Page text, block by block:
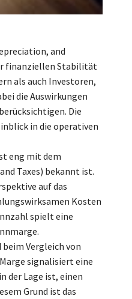
and
finanziellen Stabilität
als auch Investoren,
die Auswirkungen
Die
in die operativen
eng mit dem
Taxes) bekannt ist.
auf das
Kosten
spielt eine
beim Vergleich von
signalisiert eine
der Lage ist, einen
Grund ist das